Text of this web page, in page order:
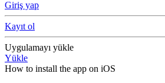
Giriş yap
Kayıt ol
Uygulamayı yükle
Yükle
How to install the app on iOS